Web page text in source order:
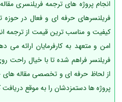
انجام پروژه های ترجمه فریلنسری
فریلنسرهای حرفه ای و فعال در حوزه
کیفیت و مناسب ترین قیمت از ترجمه
امن و متعهد به کارفرمایان ارائه می
فریلنسر فراهم شده تا با خیال راحت
از لحاظ حرفه ای و تخصصی مقاله های
پروژه ها دستمزدشان را به موقع دریافت